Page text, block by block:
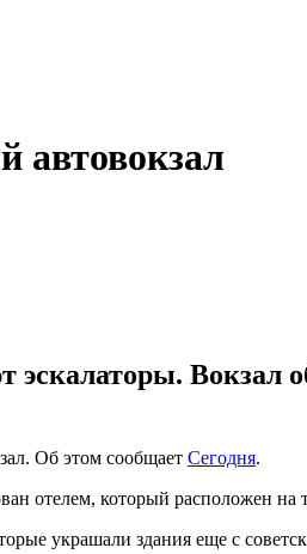
автовокзал
эскалаторы. Вокзал
Об этом сообщает Сегодня.
отелем, который расположен на
украшали здания еще с